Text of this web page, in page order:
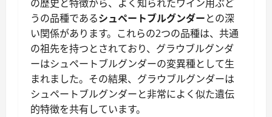
の歴史と特徴から、よく知られたワイン用ぶど
うの品種であるシュペートブルグンダーとの深
い関係があります。これらの2つの品種は、共通
の祖先を持つとされており、グラウブルグンダ
ーはシュペートブルグンダーの変異種として生
まれました。その結果、グラウブルグンダーは
シュペートブルグンダーと非常によく似た遺伝
的特徴を共有しています。